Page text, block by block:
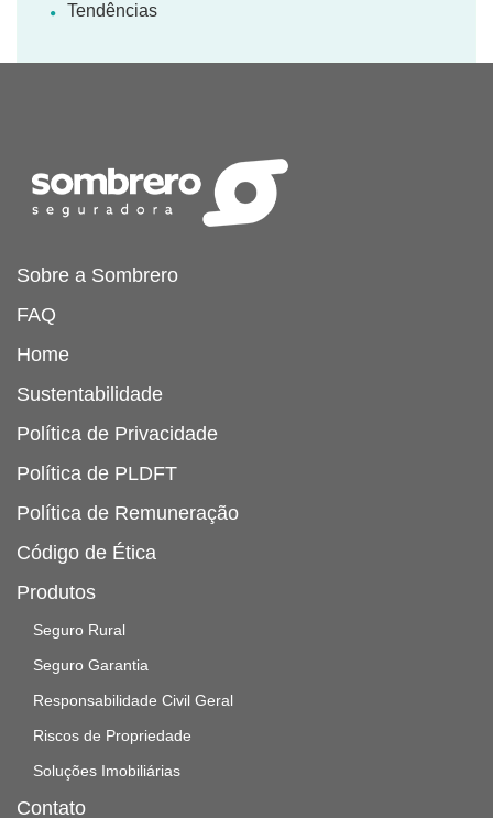
Tendências
Sobre a Sombrero
FAQ
Home
Sustentabilidade
Política de Privacidade
Política de PLDFT
Política de Remuneração
Código de Ética
Produtos
Seguro Rural
Seguro Garantia
Responsabilidade Civil Geral
Riscos de Propriedade
Soluções Imobiliárias
Contato